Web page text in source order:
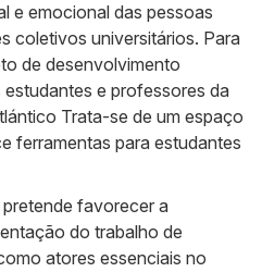
e emocional das pessoas
coletivos universitários. Para
de desenvolvimento
e professores da
Trata-se de um espaço
ferramentas para estudantes
favorecer a
do trabalho de
atores essenciais no